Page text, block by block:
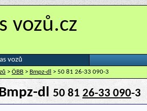
vozů.cz
vozů
> ÖBB > Bmpz-dl > 50 81 26-33 090-3
dl 50 81 26-33 090-3